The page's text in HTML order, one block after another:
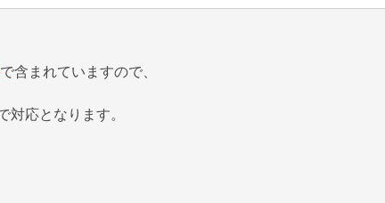
で含まれていますので、
対応となります。